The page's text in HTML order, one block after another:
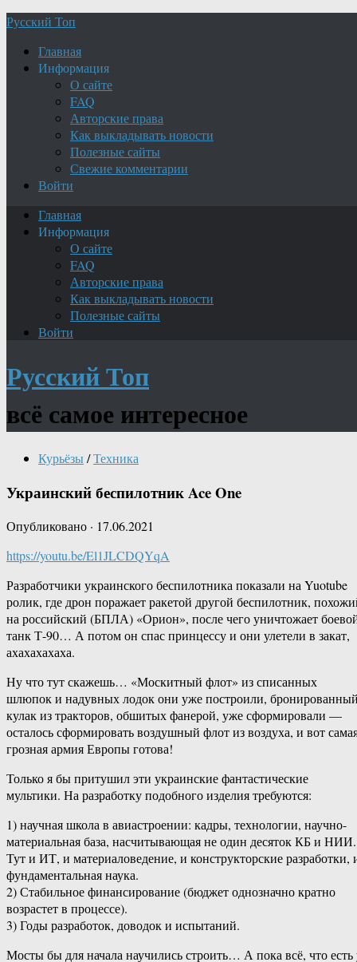
Русский Топ
Главная
Информация
О сайте
FAQ
Авторские права
Как выкладывать новости
Полезные сайты
Свежие комментарии
Войти
Главная
Информация
О сайте
FAQ
Авторские права
Как выкладывать новости
Полезные сайты
Войти
Русский Топ
всё самое интересное
Курьёзы/Техника
Украинский беспилотник Ace One
Опубликовано · 17.06.2021
https://youtu.be/El1JLCDQYqA
Разработчики украинского беспилотника показали на Yuotube
ролик, где дрон поражает ракетой другой беспилотник,
на российский (БПЛА) «Орион», после чего уничтожает
танк Т-90… А потом он спас принцессу и они улетели в закат,
ахахахахаха.
Ну что тут скажешь… «Москитный флот» из списанных
шлюпок и надувных лодок они уже построили,
кулак из тракторов, обшитых фанерой, уже сформировали —
осталось сформировать воздушный флот из воздуха, и вот
грозная армия Европы готова!
Только я бы притушил эти украинские фантастические
мультики. На разработку подобного изделия требуются:
1) научная школа в авиастроении: кадры, технологии, научно-
материальная база, насчитывающая не один десяток КБ и НИИ.
Тут и ИТ, и материаловедение, и конструкторские разработки,
фундаментальная наука.
2) Стабильное финансирование (бюджет однозначно кратно
возрастет в процессе).
3) Годы разработок, доводок и испытаний.
Мосты бы для начала научились строить… А пока всё, что есть